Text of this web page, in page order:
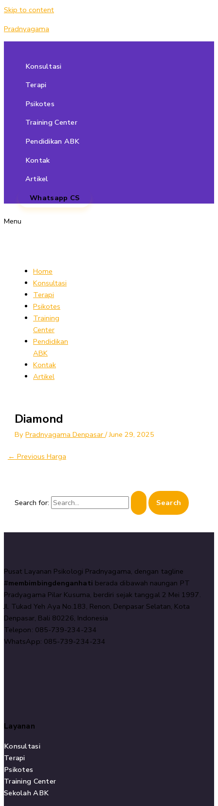
Skip to content
Pradnyagama
Konsultasi
Terapi
Psikotes
Training Center
Pendidikan ABK
Kontak
Artikel
Whatsapp CS
Menu
Home
Konsultasi
Terapi
Psikotes
Training
Center
Pendidikan
ABK
Kontak
Artikel
Diamond
ByPradnyagama Denpasar/June 29, 2025
← Previous Harga
Search for:
Pusat Layanan Psikologi Pradnyagama, dengan tagline
#membimbingdenganhati berada dibawah naungan PT
Pradyagama Pilar Kusuma, berdiri sejak tanggal 2 Mei 1997.
Jl. Tukad Yeh Aya No.183, Renon, Denpasar Selatan, Kota
Denpasar, Bali 80226, Indonesia
Telepon: 085-739-234-234
WhatsApp: 085-739-234-234
Layanan
Konsultasi
Terapi
Psikotes
Training Center
Sekolah ABK